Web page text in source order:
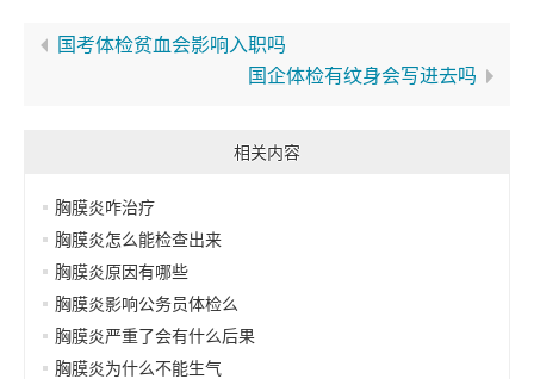
国考体检贫血会影响入职吗
国企体检有纹身会写进去吗
相关内容
胸膜炎咋治疗
胸膜炎怎么能检查出来
胸膜炎原因有哪些
胸膜炎影响公务员体检么
胸膜炎严重了会有什么后果
胸膜炎为什么不能生气